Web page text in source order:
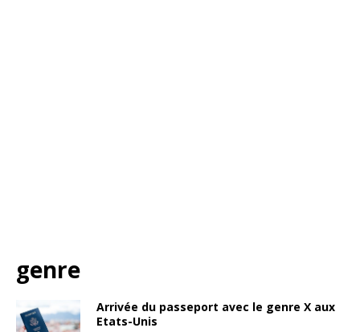
genre
Arrivée du passeport avec le genre X aux
Etats-Unis